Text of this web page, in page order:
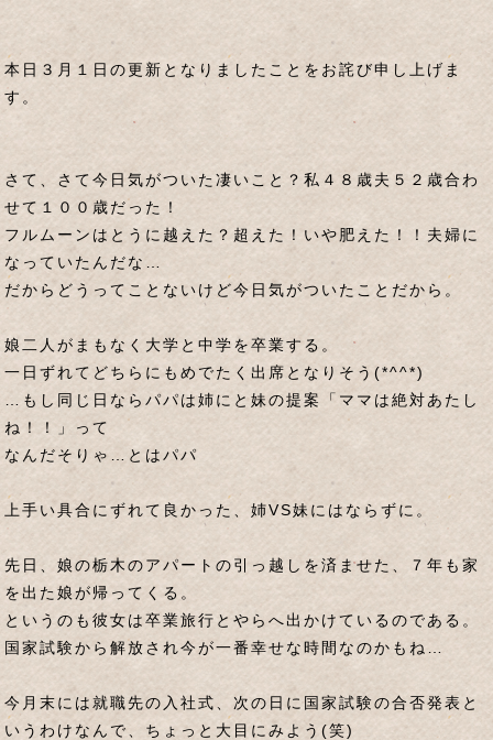
本日３月１日の更新となりましたことをお詫び申し上げま
す。
さて、さて今日気がついた凄いこと？私４８歳夫５２歳合わ
せて１００歳だった！
フルムーンはとうに越えた？超えた！いや肥えた！！夫婦に
なっていたんだな…
だからどうってことないけど今日気がついたことだから。
娘二人がまもなく大学と中学を卒業する。
一日ずれてどちらにもめでたく出席となりそう(*^^*)
…もし同じ日ならパパは姉にと妹の提案「ママは絶対あたし
ね！！」って
なんだそりゃ…とはパパ
上手い具合にずれて良かった、姉VS妹にはならずに。
先日、娘の栃木のアパートの引っ越しを済ませた、７年も家
を出た娘が帰ってくる。
というのも彼女は卒業旅行とやらへ出かけているのである。
国家試験から解放され今が一番幸せな時間なのかもね…
今月末には就職先の入社式、次の日に国家試験の合否発表と
いうわけなんで、ちょっと大目にみよう(笑)